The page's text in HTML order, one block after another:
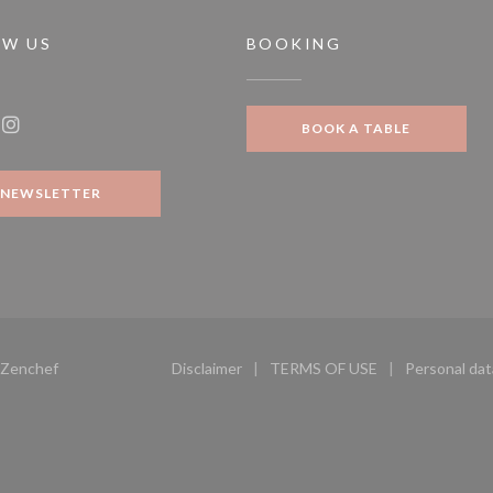
US
NEWSLETTER
BOOKING
BOOK A TABLE
Zenchef((opens in a new window))
Disclaimer
((opens in a new window))
TERMS OF USE
((opens in a new
Personal